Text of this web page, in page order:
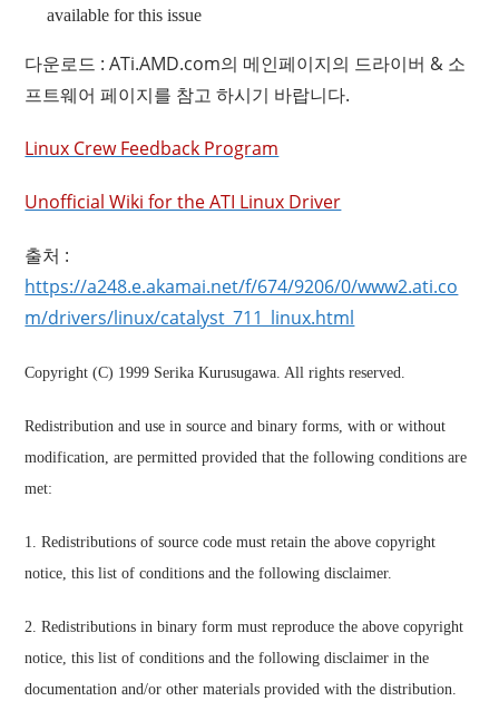
available for this issue
다운로드 : ATi.AMD.com의 메인페이지의 드라이버 & 소
프트웨어 페이지를 참고 하시기 바랍니다.
Linux Crew Feedback Program
Unofficial Wiki for the ATI Linux Driver
출처 :
https://a248.e.akamai.net/f/674/9206/0/www2.ati.co
m/drivers/linux/catalyst_711_linux.html
Copyright (C) 1999 Serika Kurusugawa. All rights reserved.
Redistribution and use in source and binary forms, with or without
modification, are permitted provided that the following conditions are
met:
1. Redistributions of source code must retain the above copyright
notice, this list of conditions and the following disclaimer.
2. Redistributions in binary form must reproduce the above copyright
notice, this list of conditions and the following disclaimer in the
documentation and/or other materials provided with the distribution.